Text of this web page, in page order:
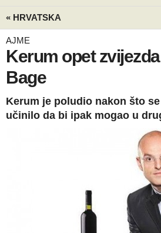
« HRVATSKA
AJME
Kerum opet
Bage
Kerum je poludio nakon što
učinilo da bi ipak mogao u